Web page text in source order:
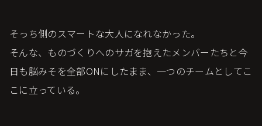
そっち側のスマートな大人になれなかった。
そんな、ものづくりへのサガを抱えたメンバーたちと今
日も脳みそを全部ONにしたまま、一つのチームとしてこ
こに立っている。